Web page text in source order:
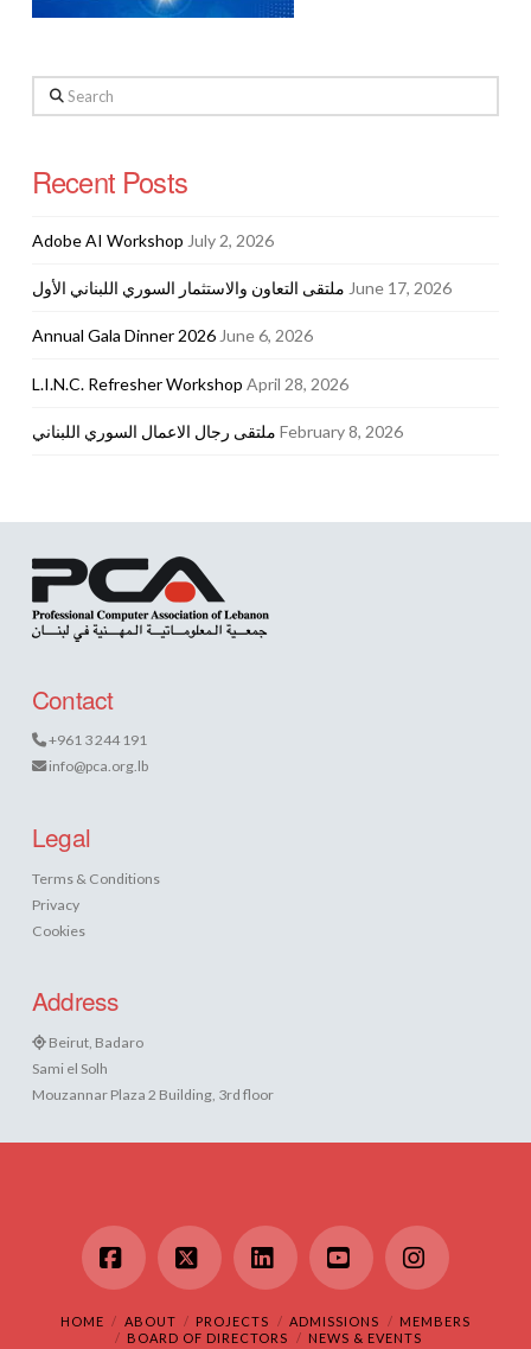
Search
Recent Posts
Adobe AI Workshop July 2, 2026
ملتقى التعاون والاستثمار السوري اللبناني الأول June 17, 2026
Annual Gala Dinner 2026 June 6, 2026
L.I.N.C. Refresher Workshop April 28, 2026
ملتقى رجال الاعمال السوري اللبناني February 8, 2026
Contact
+961 3 244 191
info@pca.org.lb
Legal
Terms & Conditions
Privacy
Cookies
Address
Beirut, Badaro
Sami el Solh
Mouzannar Plaza 2 Building, 3rd floor
Facebook
X LinkedInYouTubeInstagram
HOME ABOUT PROJECTS ADMISSIONS
MEMBERS
BOARD OF DIRECTORS
NEWS & EVENTS